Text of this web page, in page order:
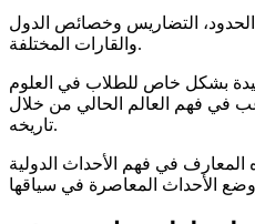
الحدود، التضاريس وخصائص الدول
والقارات المختلفة.
بشكل خاص للطلاب في العلوم
في فهم العالم الحالي من خلال
تاريخه.
في فهم الأحداث الدولية